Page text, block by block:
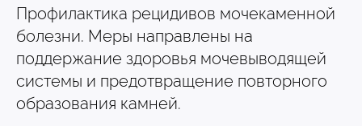
Профилактика рецидивов мочекаменной
болезни. Меры направлены на
поддержание здоровья мочевыводящей
системы и предотвращение повторного
образования камней.